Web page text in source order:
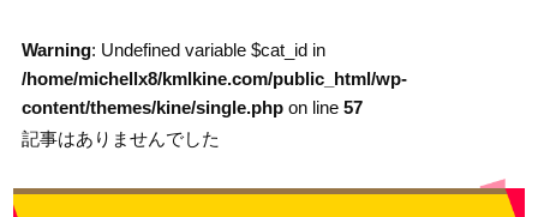
Warning: Undefined variable $cat_id in
/home/michellx8/kmlkine.com/public_html/wp-
content/themes/kine/single.phpon line 57
記事はありませんでした